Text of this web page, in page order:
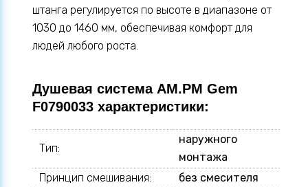
штанга регулируется по высоте в диапазоне от
1030 до 1460 мм, обеспечивая комфорт для
людей любого роста.
Душевая система AM.PM Gem
F0790033 характеристики:
Тип:
наружного
монтажа
Принцип смешивания:
без смесителя